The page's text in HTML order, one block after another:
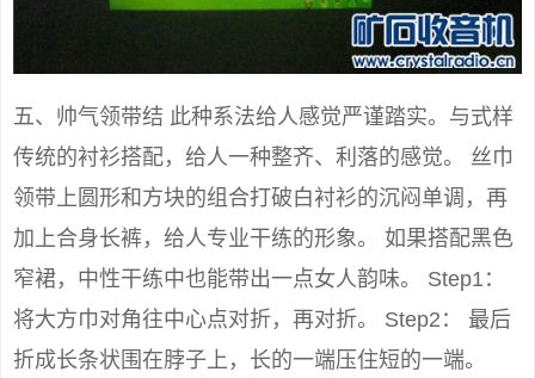
五、帅气领带结 此种系法给人感觉严谨踏实。与式样
传统的衬衫搭配，给人一种整齐、利落的感觉。 丝巾
领带上圆形和方块的组合打破白衬衫的沉闷单调，再
加上合身长裤，给人专业干练的形象。 如果搭配黑色
窄裙，中性干练中也能带出一点女人韵味。 Step1：
将大方巾对角往中心点对折，再对折。 Step2： 最后
折成长条状围在脖子上，长的一端压住短的一端。